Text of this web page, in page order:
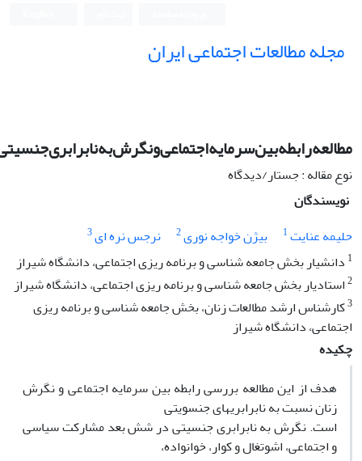
مجله مطالعات اجتماعی ایران
نوع مقاله : جستار/دیدگاه
نویسندگان
حلیمه عنایت1 بیژن خواجه نوری2 نرجس نره ای3
1 دانشیار بخش جامعه شناسی و برنامه ریزی اجتماعی، دانشگاه شیراز
2استادیار بخش جامعه شناسی و برنامه ریزی اجتماعی، دانشگاه شیراز
3کارشناس ارشد مطالعات زنان، بخش جامعه شناسی و برنامه ریزی
اجتماعی، دانشگاه شیراز
چکیده
هدف از این مطالعه بررسی رابطه بین سرمایه اجتماعی و نگرش
زنان نسبت به نابرابریهای جنسویتی
است. نگرش به نابرابری جنسیتی در شش بعد مشارکت سیاسی
و اجتماعی، اشوتغال و کوار، خوانواده،